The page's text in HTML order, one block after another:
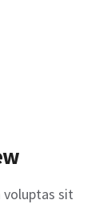
voluptas sit